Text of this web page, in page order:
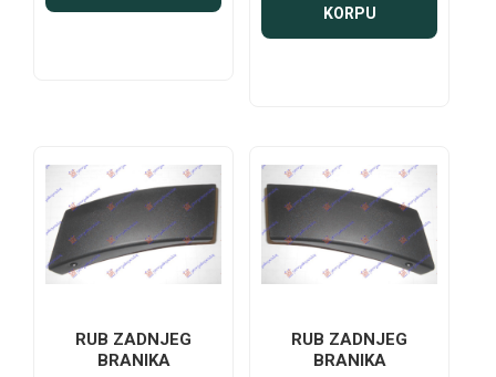
KORPU
RUB ZADNJEG
BRANIKA
RUB ZADNJEG
BRANIKA